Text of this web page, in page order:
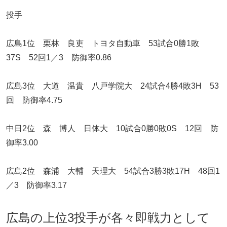
投手
広島1位 栗林 良吏 トヨタ自動車 53試合0勝1敗
37S 52回1／3 防御率0.86
広島3位 大道 温貴 八戸学院大 24試合4勝4敗3H 53
回 防御率4.75
中日2位 森 博人 日体大 10試合0勝0敗0S 12回 防
御率3.00
広島2位 森浦 大輔 天理大 54試合3勝3敗17H 48回1
／3 防御率3.17
広島の上位3投手が各々即戦力として